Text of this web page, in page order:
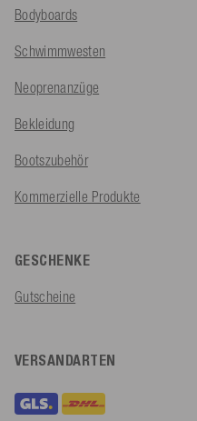
Bodyboards
Schwimmwesten
Neoprenanzüge
Bekleidung
Bootszubehör
Kommerzielle Produkte
GESCHENKE
Gutscheine
VERSANDARTEN